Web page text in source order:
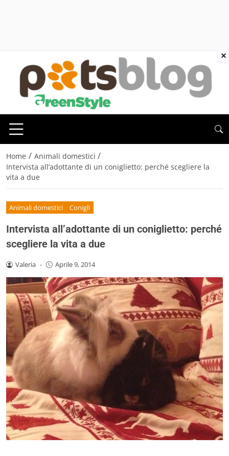
Home / Animali domestici /
Intervista all’adottante di un coniglietto: perché scegliere la
vita a due
Animali domestici Conigli
Intervista all’adottante di un coniglietto: perché
scegliere la vita a due
Valeria - Aprile 9, 2014
×